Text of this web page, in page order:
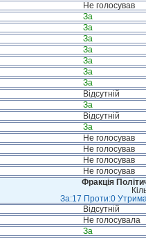
Не голосував
За
За
За
За
За
За
За
Відсутній
За
Відсутній
За
Не голосував
Не голосував
Не голосував
Не голосував
Фракція
За:17 Проти:0
Відсутній
Не голосувала
За